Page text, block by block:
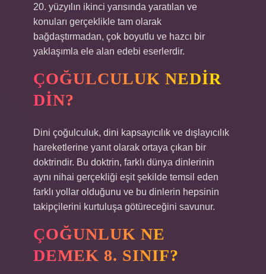
20. yüzyılın ikinci yarısında yaratılan ve
konuları gerçeklikle tam olarak
bağdaştırmadan, çok boyutlu ve hazcı bir
yaklaşımla ele alan edebi eserlerdir.
ÇOĞULCULUK NEDIR
DIN?
Dini çoğulculuk, dini kapsayıcılık ve dışlayıcılık
hareketlerine yanıt olarak ortaya çıkan bir
doktrindir. Bu doktrin, farklı dünya dinlerinin
aynı nihai gerçekliği eşit şekilde temsil eden
farklı yollar olduğunu ve bu dinlerin hepsinin
takipçilerini kurtuluşa götüreceğini savunur.
ÇOĞUNLUK NE
DEMEK 8. SINIF?